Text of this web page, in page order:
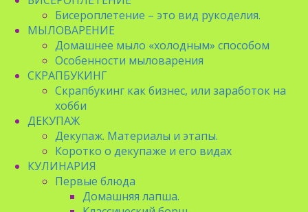
Бисероплетение – это вид рукоделия.
МЫЛОВАРЕНИЕ
Домашнее мыло «холодным» способом
Особенности мыловарения
СКРАПБУКИНГ
Скрапбукинг как бизнес, или заработок на
хобби
ДЕКУПАЖ
Декупаж. Материалы и этапы.
Коротко о декупаже и его видах
КУЛИНАРИЯ
Первые блюда
Домашняя лапша.